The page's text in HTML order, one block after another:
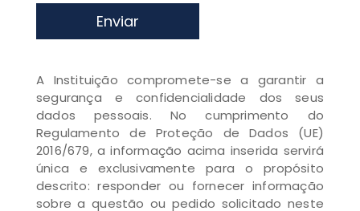
Enviar
A Instituição compromete-se a garantir a
segurança e confidencialidade dos seus
dados pessoais. No cumprimento do
Regulamento de Proteção de Dados (UE)
2016/679, a informação acima inserida servirá
única e exclusivamente para o propósito
descrito: responder ou fornecer informação
sobre a questão ou pedido solicitado neste